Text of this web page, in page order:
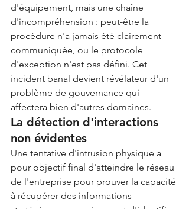
d'équipement, mais une chaîne
d'incompréhension : peut-être la
procédure n'a jamais été clairement
communiquée, ou le protocole
d'exception n'est pas défini. Cet
incident banal devient révélateur d'un
problème de gouvernance qui
affectera bien d'autres domaines.
La détection d'interactions
non évidentes
Une tentative d'intrusion physique a
pour objectif final d'atteindre le réseau
de l'entreprise pour prouver la capacité
à récupérer des informations